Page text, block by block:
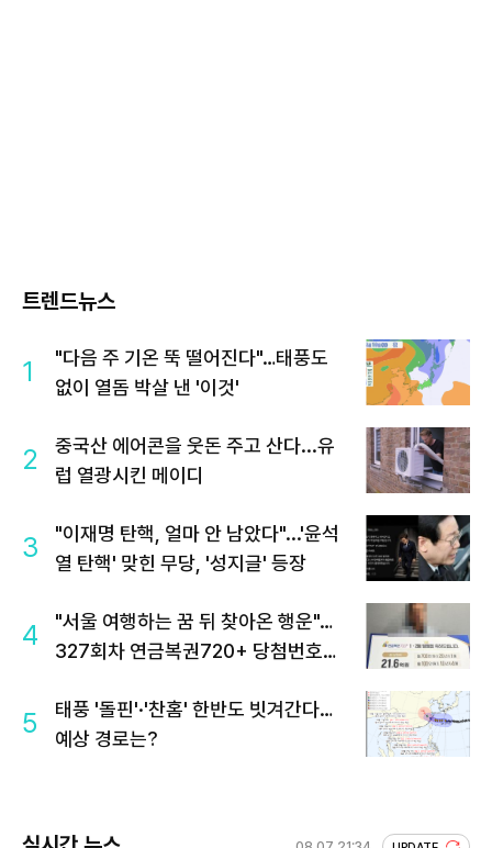
트렌드뉴스
1
"다음 주 기온 뚝 떨어진다"…태풍도
없이 열돔 박살 낸 '이것'
2
중국산 에어콘을 웃돈 주고 산다...유
럽 열광시킨 메이디
3
"이재명 탄핵, 얼마 안 남았다"...'윤석
열 탄핵' 맞힌 무당, '성지글' 등장
4
"서울 여행하는 꿈 뒤 찾아온 행운"…
327회차 연금복권720+ 당첨번호조
5
태풍 '돌핀'·'찬홈' 한반도 빗겨간다…
예상 경로는?